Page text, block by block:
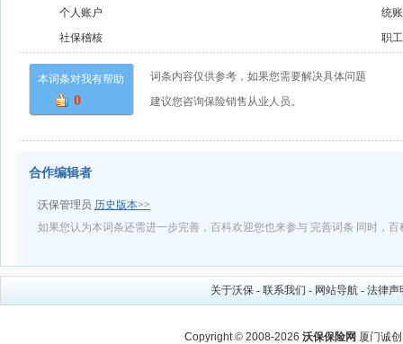
个人账户
统
社保稽核
职
本词条对我有帮助
0
词条内容仅供参考，如果您需要解决具体问题
建议您咨询保险销售从业人员。
合作编辑者
沃保管理员 历史版本>>
如果您认为本词条还需进一步完善，百科欢迎您也来参与 完善词条 同时，
关于沃保 - 联系我们 - 网站导航 - 法律声
Copyright © 2008-2026 沃保保险网 厦门诚